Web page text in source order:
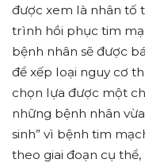
được xem là nhân tố
trình hồi phục tim
bệnh nhân sẽ được
để xếp loại nguy cơ
chọn lựa được một
những bệnh nhân
sinh” vì bệnh tim
theo giai đoạn cụ